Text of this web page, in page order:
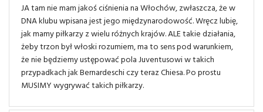
JA tam nie mam jakoś ciśnienia na Włochów, zwłaszcza, że w
DNA klubu wpisana jest jego międzynarodowość. Wręcz lubię,
jak mamy piłkarzy z wielu różnych krajów. ALE takie działania,
żeby trzon był włoski rozumiem, ma to sens pod warunkiem,
że nie będziemy ustępować pola Juventusowi w takich
przypadkach jak Bernardeschi czy teraz Chiesa. Po prostu
MUSIMY wygrywać takich piłkarzy.